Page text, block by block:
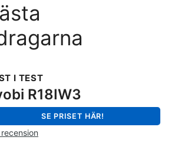
I TEST
R18IW3
SE PRISET HÄR!